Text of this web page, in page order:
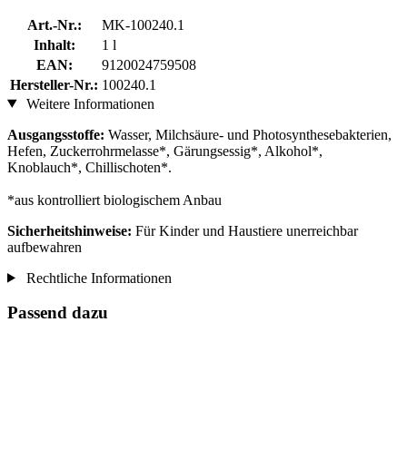
Art.-Nr.:
MK-100240.1
Inhalt:
1 l
EAN:
9120024759508
Hersteller-Nr.: 100240.1
Weitere Informationen
Ausgangsstoffe: Wasser, Milchsäure- und Photosynthesebakterien,
Hefen, Zuckerrohrmelasse*, Gärungsessig*, Alkohol*,
Knoblauch*, Chillischoten*.
*aus kontrolliert biologischem Anbau
Sicherheitshinweise: Für Kinder und Haustiere unerreichbar
aufbewahren
Rechtliche Informationen
Passend dazu